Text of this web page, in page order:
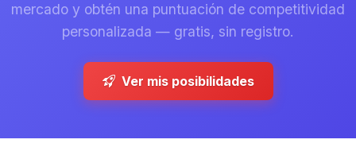
mercado y obtén una puntuación de competitividad
personalizada — gratis, sin registro.
Ver mis posibilidades